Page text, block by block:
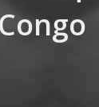
Congo